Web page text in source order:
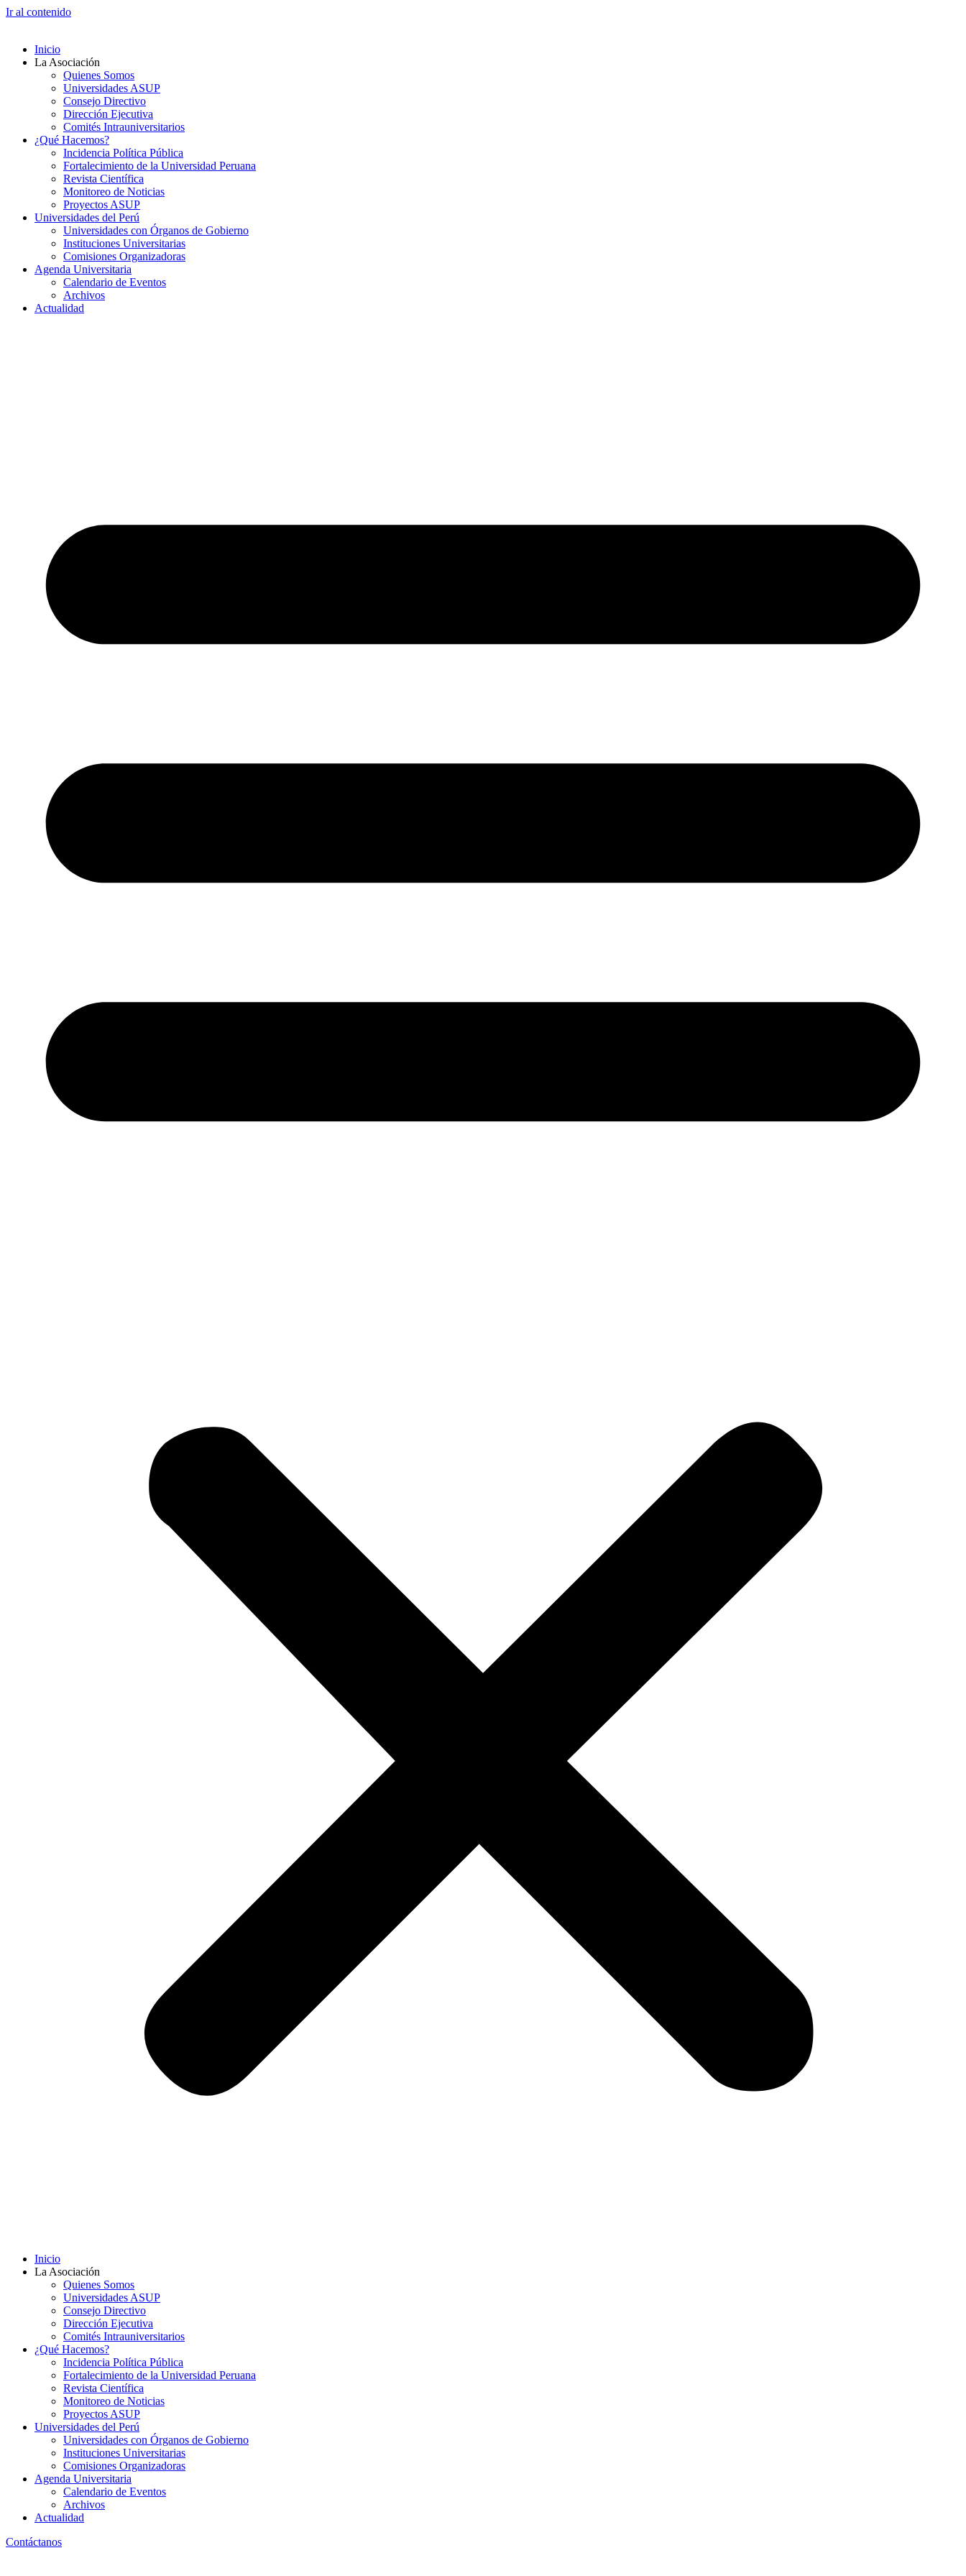
Ir al contenido
Inicio
La Asociación
Quienes Somos
Universidades ASUP
Consejo Directivo
Dirección Ejecutiva
Comités Intrauniversitarios
¿Qué Hacemos?
Incidencia Política Pública
Fortalecimiento de la Universidad Peruana
Revista Científica
Monitoreo de Noticias
Proyectos ASUP
Universidades del Perú
Universidades con Órganos de Gobierno
Instituciones Universitarias
Comisiones Organizadoras
Agenda Universitaria
Calendario de Eventos
Archivos
Actualidad
Inicio
La Asociación
Quienes Somos
Universidades ASUP
Consejo Directivo
Dirección Ejecutiva
Comités Intrauniversitarios
¿Qué Hacemos?
Incidencia Política Pública
Fortalecimiento de la Universidad Peruana
Revista Científica
Monitoreo de Noticias
Proyectos ASUP
Universidades del Perú
Universidades con Órganos de Gobierno
Instituciones Universitarias
Comisiones Organizadoras
Agenda Universitaria
Calendario de Eventos
Archivos
Actualidad
Contáctanos